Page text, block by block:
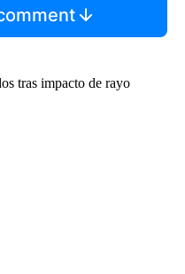
tras impacto de rayo